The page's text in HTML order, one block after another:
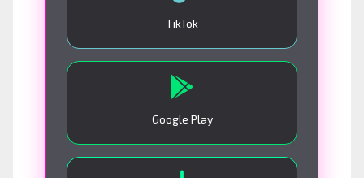
TikTok
Google Play